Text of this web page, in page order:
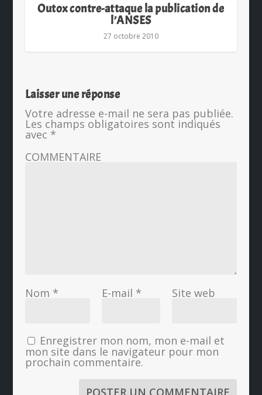
Outox contre-attaque la publication de
l’ANSES
27 octobre 2010
Laisser une réponse
Votre adresse e-mail ne sera pas publiée.
Les champs obligatoires sont indiqués
avec *
COMMENTAIRE
Nom * E-mail * Site web
Enregistrer mon nom, mon e-mail et
mon site dans le navigateur pour mon
prochain commentaire.